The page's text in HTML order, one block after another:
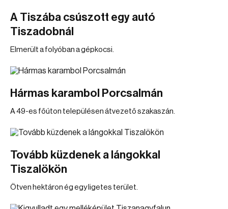
A Tiszába csúszott egy autó
Tiszadobnál
Elmerült a folyóban a gépkocsi.
Hármas karambol Porcsalmán
A 49-es főúton településen átvezető szakaszán.
Tovább küzdenek a lángokkal
Tiszalökön
Ötven hektáron ég egy ligetes terület.